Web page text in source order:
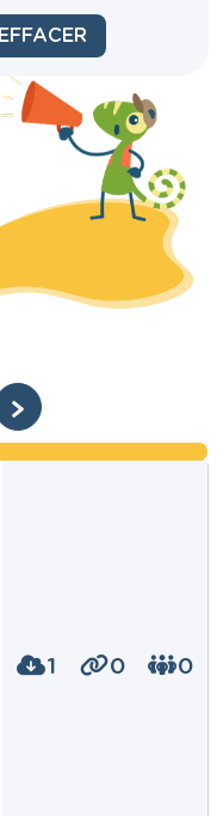
EFFACER
1 0 0